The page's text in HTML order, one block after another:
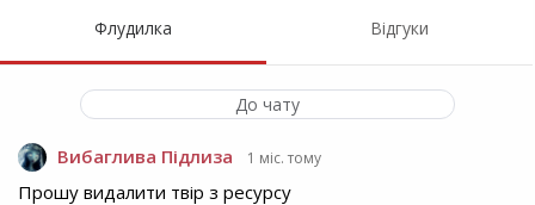
Флудилка Відгуки
До чату
Вибаглива Підлиза 1 міс. тому
Прошу видалити твір з ресурсу